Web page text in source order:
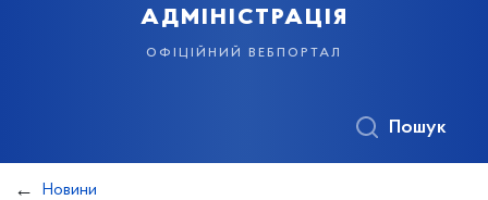
адміністрація
офіційний вебпортал
Пошук
Новини